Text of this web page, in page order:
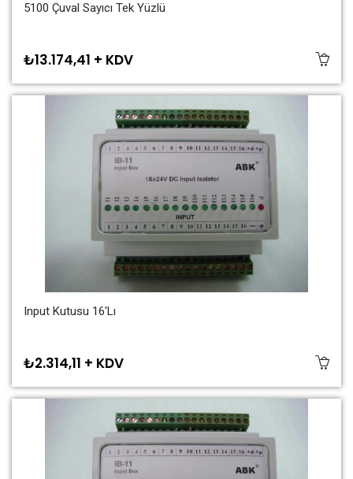
5100 Çuval Sayıcı Tek Yüzlü
₺13.174,41 + KDV
Input Kutusu 16'lı
₺2.314,11 + KDV